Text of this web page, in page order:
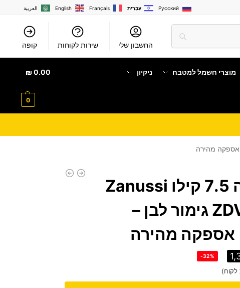
العربية English Français עִבְרִית Русский
החשבון שלי שירות לקוחות קופה
מוצרי חשמל למטבח ניקיון 0.00
₪
0
מייבש כביסה 7.5 קילו Zanussi
ZDV756N3WB גימור לבן –
| אספקה מהירה
-32%
לקוח)